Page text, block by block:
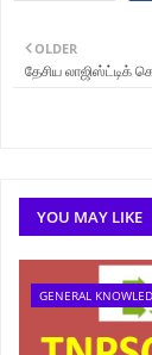
OLDER
தேசிய லாஜிஸ்ட்டிக்
YOU MAY LIKE
GENERAL